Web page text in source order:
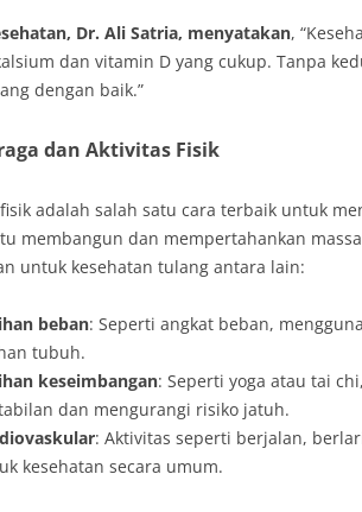
Dr. Ali Satria, menyatakan,
dan vitamin D yang cukup. Tanpa
dengan baik.”
dan Aktivitas Fisik
adalah salah satu cara terbaik untuk
membangun dan mempertahankan
untuk kesehatan tulang antara lain:
beban: Seperti angkat beban,
tubuh.
keseimbangan: Seperti yoga atau tai
dan mengurangi risiko jatuh.
: Aktivitas seperti berjalan,
kesehatan secara umum.